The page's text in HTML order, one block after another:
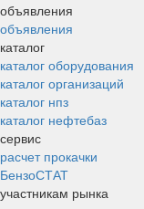
объявления
объявления
каталог
каталог оборудования
каталог организаций
каталог нпз
каталог нефтебаз
сервис
расчет прокачки
БензоСТАТ
участникам рынка